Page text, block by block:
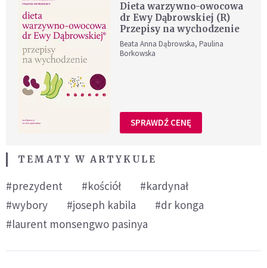
Dieta warzywno-owocowa
dr Ewy Dąbrowskiej (R)
Przepisy na wychodzenie
Beata Anna Dąbrowska, Paulina
Borkowska
SPRAWDŹ CENĘ
TEMATY W ARTYKULE
#prezydent #kościół
#kardynał
#wybory
#joseph kabila
#dr konga
#laurent monsengwo pasinya